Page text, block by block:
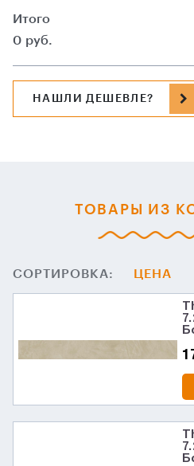
Итого
0 руб.
НАШЛИ ДЕШЕВЛЕ?
ТОВАРЫ ИЗ
СОРТИРОВКА: ЦЕНА